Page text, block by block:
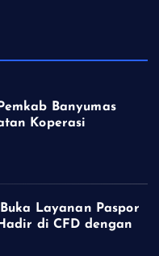
Banyumas
Koperasi
Layanan Paspor
di CFD dengan